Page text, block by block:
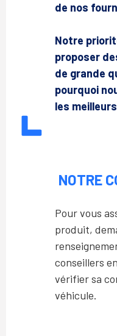
de nos
Notre
proposer
de grande
pourquoi
les
NOTRE
Pour vous
produit,
conseillers
vérifier sa
véhicule.